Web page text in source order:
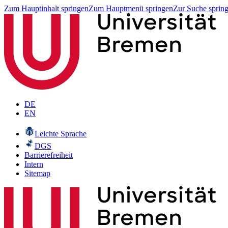
Zum Hauptinhalt springenZum Hauptmenü springenZur Suche
DE
EN
Leichte Sprache
DGS
Barrierefreiheit
Intern
Sitemap